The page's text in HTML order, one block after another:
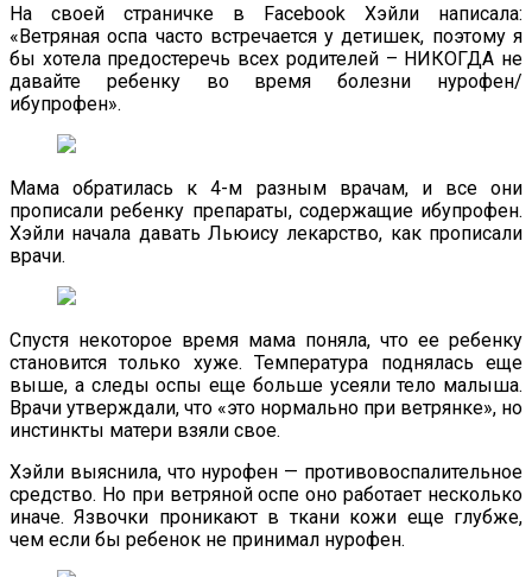
На своей страничке в Facebook Хэйли написала:
«Ветряная оспа часто встречается у детишек, поэтому я
бы хотела предостеречь всех родителей – НИКОГДА не
давайте ребенку во время болезни нурофен/
ибупрофен».
Мама обратилась к 4-м разным врачам, и все они
прописали ребенку препараты, содержащие ибупрофен.
Хэйли начала давать Льюису лекарство, как прописали
врачи.
Спустя некоторое время мама поняла, что ее ребенку
становится только хуже. Температура поднялась еще
выше, а следы оспы еще больше усеяли тело малыша.
Врачи утверждали, что «это нормально при ветрянке», но
инстинкты матери взяли свое.
Хэйли выяснила, что нурофен — противовоспалительное
средство. Но при ветряной оспе оно работает несколько
иначе. Язвочки проникают в ткани кожи еще глубже,
чем если бы ребенок не принимал нурофен.